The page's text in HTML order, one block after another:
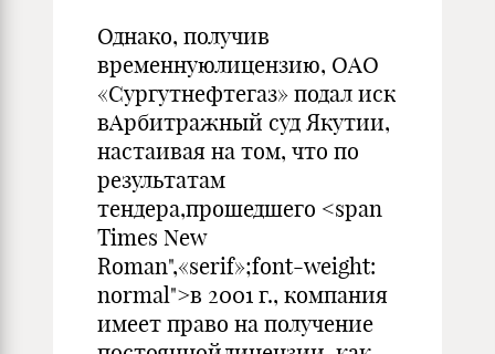
Однако, получив
временнуюлицензию, ОАО
«Сургутнефтегаз» подал иск
вАрбитражный суд Якутии,
настаивая на том, что по
результатам
тендера,прошедшего <span
Times New
Roman",«serif»;font-weight:
normal">в 2001 г., компания
имеет право на получение